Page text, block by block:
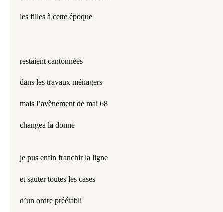
les filles à cette époque
restaient cantonnées
dans les travaux ménagers
mais l’avènement de mai 68
changea la donne
je pus enfin franchir la ligne
et sauter toutes les cases
d’un ordre préétabli